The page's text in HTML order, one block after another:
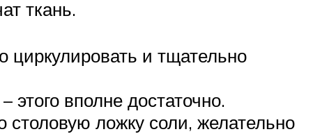
ткань.
циркулировать и тщательно
вполне достаточно.
ложку соли, желательно